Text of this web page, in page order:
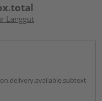
Langgut